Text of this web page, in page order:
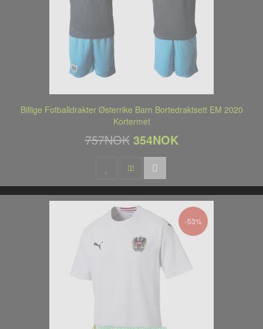
Billige Fotballdrakter Østerrike Barn Bortedraktsett EM 2020
Kortermet
757NOK 354NOK
-53%